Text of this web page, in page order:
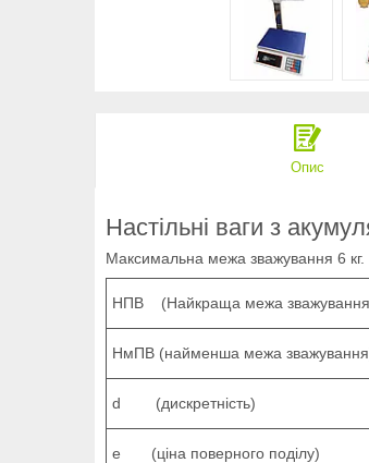
Опис
Настільні ваги з
Максимальна межа зважування 6
НПВ (Найкраща межа
НмПВ (найменша межа
d (дискретність)
e (ціна поверного поділу)